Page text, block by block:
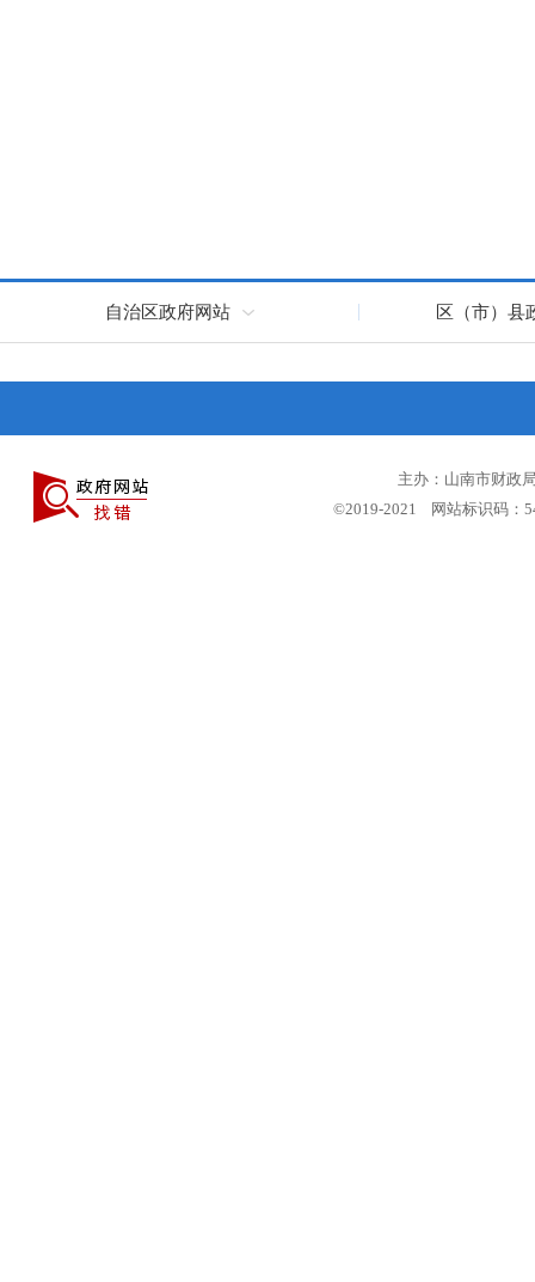
自治区政府网站 区（市）县
主办：山南市财政
©2019-2021 网站标识码：